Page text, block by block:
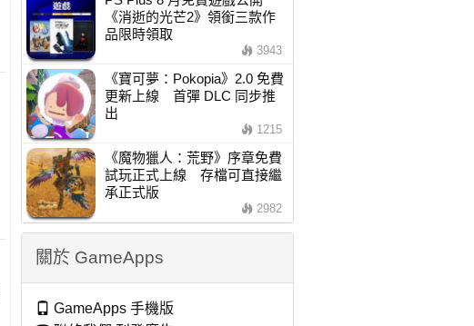
《消逝的光芒2》領銜三款作
品限時領取
3943
《寶可夢：Pokopia》2.0 免費
更新上線 首彈 DLC 同步推
出
1215
《魔物獵人：荒野》序章免費
試玩正式上線 存檔可直接繼
承正式版
2982
關於 GameApps
GameApps 手機版